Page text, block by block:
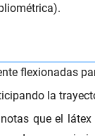
flexionadas
la
que el látex